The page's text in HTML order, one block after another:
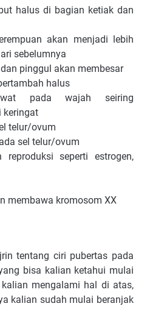
halus di bagian ketiak dan
akan menjadi lebih
sebelumnya
pinggul akan membesar
halus
pada wajah seiring
keringat
telur/ovum
sel telur/ovum
reproduksi seperti estrogen,
membawa kromosom XX
tentang ciri pubertas pada
bisa kalian ketahui mulai
mengalami hal di atas,
kalian sudah mulai beranjak